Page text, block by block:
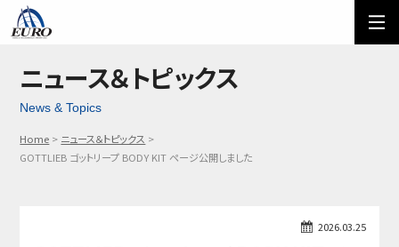
オーダーフォーム
メール問い合わせ
03-5674-7742
ニュース＆トピックス
News & Topics
Home
ニュース＆トピックス
GOTTLIEB ゴットリープ BODY KIT ページ公開しました
2026.03.25